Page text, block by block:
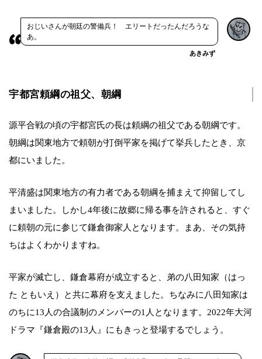
おじいさんが朝廷の警備兵！ エリートだったんだろうな
あ。
あきみず
宇都宮頼綱の祖父、朝綱
源平合戦の頃の宇都宮氏の長は頼綱の祖父である朝綱です。
朝綱は関東地方で頼朝が打倒平家を掲げて挙兵したとき、京
都にいました。
平清盛は関東地方の有力者である朝綱を捕まえて抑留してし
まいました。しかし4年後に故郷に帰る事を許されると、すぐ
に頼朝の元に参じて鎌倉御家人となります。まあ、その気持
ちはよくわかりますね。
平家が滅亡し、鎌倉幕府が成立すると、弟の八田知家（はっ
た ともいえ）と共に幕府を支えました。ちなみに八田知家は
のちに13人の合議制のメンバーの1人となります。2022年大河
ドラマ『鎌倉殿の13人』にもきっと登場するでしょう。